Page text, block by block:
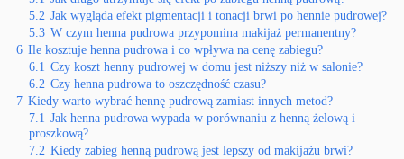
5.2 Jak wygląda efekt pigmentacji i tonacji brwi po hennie pudrowej?
5.3 W czym henna pudrowa przypomina makijaż permanentny?
6 Ile kosztuje henna pudrowa i co wpływa na cenę zabiegu?
6.1 Czy koszt henny pudrowej w domu jest niższy niż w salonie?
6.2 Czy henna pudrowa to oszczędność czasu?
7 Kiedy warto wybrać hennę pudrową zamiast innych metod?
7.1 Jak henna pudrowa wypada w porównaniu z henną żelową i
proszkową?
7.2 Kiedy zabieg henną pudrową jest lepszy od makijażu brwi?